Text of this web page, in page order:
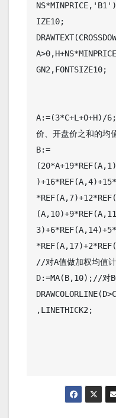
IZE10;
GN2,FONTSIZE10;
A:=(3*C+L+O+H)/
价、开盘价之和的均
B:=
//对A值做加权均值计
D:=MA(B,10);//对B
,LINETHICK2;